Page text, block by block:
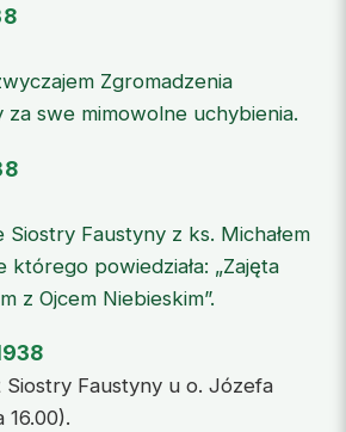
Zgromadzenia
za swe mimowolne uchybienia.
Faustyny z ks. Michałem
którego powiedziała: „Zajęta
z Ojcem Niebieskim”.
Siostry Faustyny u o. Józefa
16.00).